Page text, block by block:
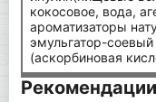
кокосовое, вода,
ароматизаторы
эмульгатор-
(аскорбиновая